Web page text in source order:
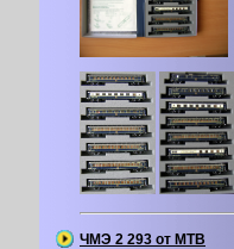
ЧМЭ 2 293 от MTB